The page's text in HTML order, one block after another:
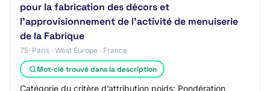
pour la fabrication des décors et
l’approvisionnement de l’activité de menuiserie
de la Fabrique
75-Paris · West Europe · France
Mot-clé trouvé dans la description
Catégorie du critère d’attribution poids: Pondération